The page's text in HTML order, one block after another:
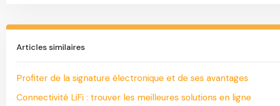
Articles similaires
Profiter de la signature électronique et de ses avantages
Connectivité LiFi : trouver les meilleures solutions en ligne